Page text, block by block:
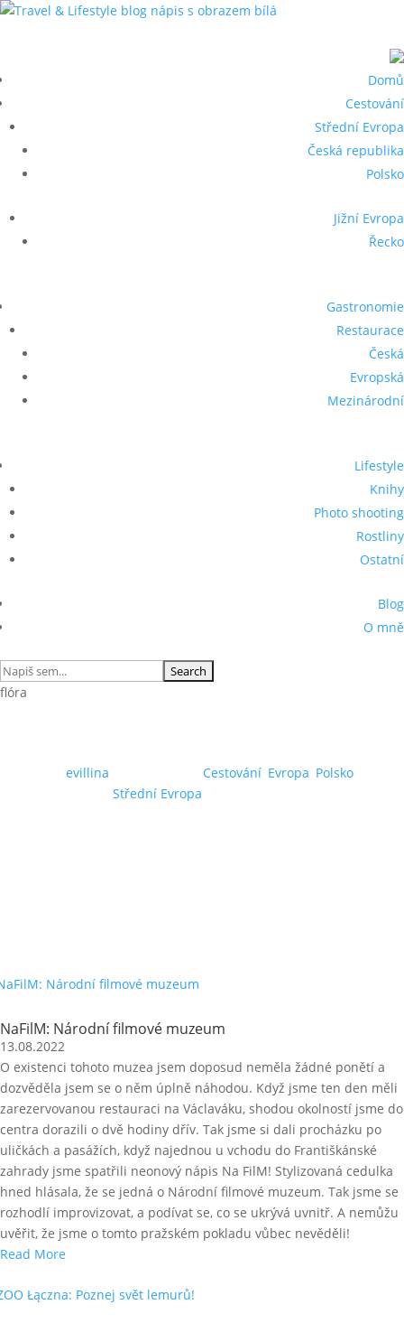
Close
Domů
Cestování
Střední Evropa
Česká republika
Polsko
Jižní Evropa
Řecko
Gastronomie
Restaurace
Česká
Evropská
Mezinárodní
Lifestyle
Knihy
Photo shooting
Rostliny
Ostatní
Blog
O mně
Search
for:
flóra
evillina Cestování Evropa Polsko
Střední Evropa
NaFilM: Národní filmové muzeum
13.08.2022
O existenci tohoto muzea jsem doposud neměla žádné ponětí a
dozvěděla jsem se o něm úplně náhodou. Když jsme ten den měli
zarezervovanou restauraci na Václaváku, shodou okolností jsme do
centra dorazili o dvě hodiny dřív. Tak jsme si dali procházku po
uličkách a pasážích, když najednou u vchodu do Františkánské
zahrady jsme spatřili neonový nápis Na FilM! Stylizovaná cedulka
hned hlásala, že se jedná o Národní filmové muzeum. Tak jsme se
rozhodlí improvizovat, a podívat se, co se ukrývá uvnitř. A nemůžu
uvěřit, že jsme o tomto pražském pokladu vůbec nevěděli!
Read More